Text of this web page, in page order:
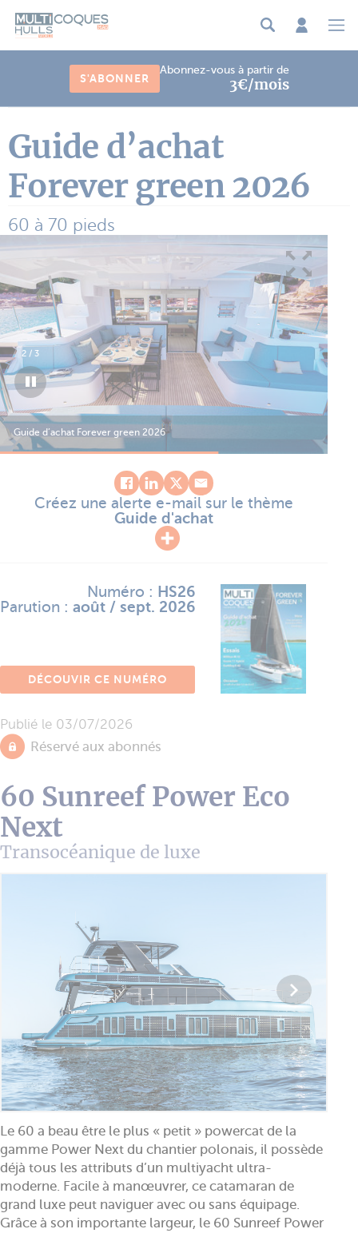
S'ABONNER
Abonnez-vous à partir de
3€/mois
Guide d’achat
Forever green 2026
60 à 70 pieds
Guide d’achat Forever green 2026
2 / 3
Créez une alerte e-mail sur le thème
Guide d'achat
Publié le 03/07/2026
Réservé aux abonnés
Numéro : HS26
Parution : août / sept. 2026
DÉCOUVIR CE NUMÉRO
60 Sunreef Power Eco
Next
Transocéanique de luxe
Le 60 a beau être le plus « petit » powercat de la
gamme Power Next du chantier polonais, il possède
déjà tous les attributs d’un multiyacht ultra-
moderne. Facile à manœuvrer, ce catamaran de
grand luxe peut naviguer avec ou sans équipage.
Grâce à son importante largeur, le 60 Sunreef Power